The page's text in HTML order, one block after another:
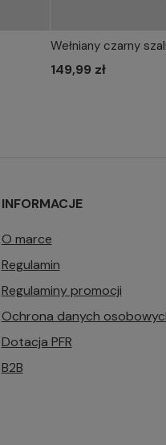
WYBIERZ
Wełniany czarny
149,99 zł
INFORMACJE
O marce
Regulamin
Regulaminy promocji
Ochrona danych
Dotacja PFR
B2B